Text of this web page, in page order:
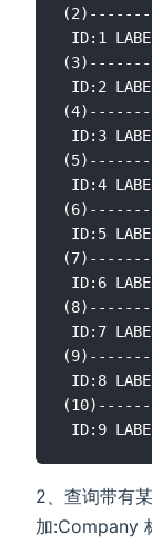
ID:1
ID:2
ID:3
ID:4
ID:5
ID:6
ID:7
ID:8
2、查询带有
加:Company